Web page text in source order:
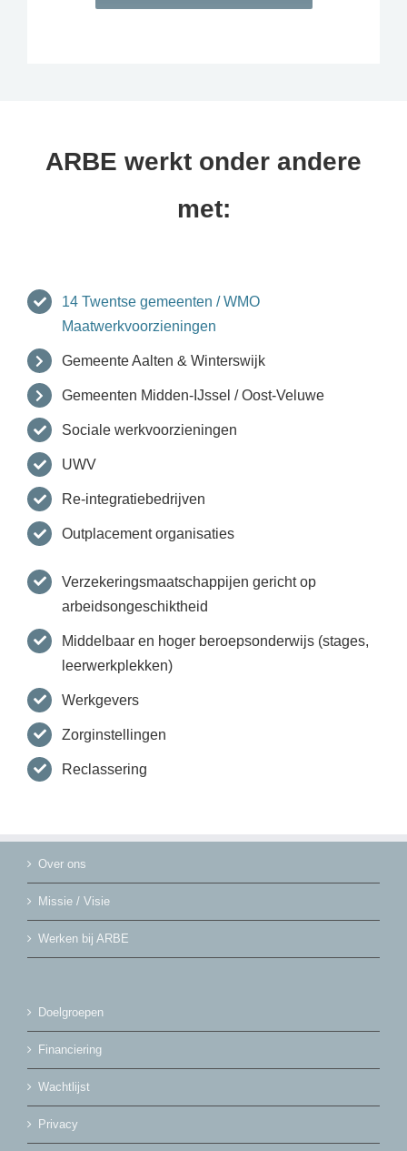
ARBE werkt onder andere
met:
14 Twentse gemeenten / WMO
Maatwerkvoorzieningen
Gemeente Aalten & Winterswijk
Gemeenten Midden-IJssel / Oost-Veluwe
Sociale werkvoorzieningen
UWV
Re-integratiebedrijven
Outplacement organisaties
Verzekeringsmaatschappijen gericht op
arbeidsongeschiktheid
Middelbaar en hoger beroepsonderwijs (stages,
leerwerkplekken)
Werkgevers
Zorginstellingen
Reclassering
Over ons
Missie / Visie
Werken bij ARBE
Doelgroepen
Financiering
Wachtlijst
Privacy